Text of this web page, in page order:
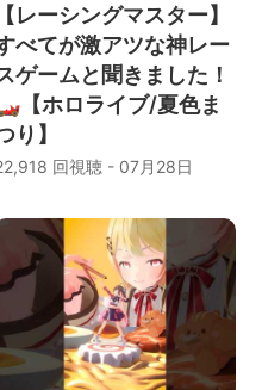
【レーシングマスター】
べてが激アツな神レー
ゲームと聞きました！
🏎【ホロライブ/夏色ま
り】
回視聴 - 07月28日